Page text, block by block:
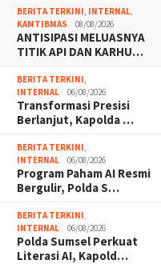
BERITA TERKINI INTERNAL
KAMTIBMAS
08/08/2026
ANTISIPASI MELUASNYA
TITIK API DAN KARHU…
BERITA TERKINI
INTERNAL
06/08/2026
Transformasi Presisi
Berlanjut, Kapolda …
BERITA TERKINI
INTERNAL
06/08/2026
Program Paham AI Resmi
Bergulir, Polda S…
BERITA TERKINI
INTERNAL
06/08/2026
Polda Sumsel Perkuat
Literasi AI, Kapold…